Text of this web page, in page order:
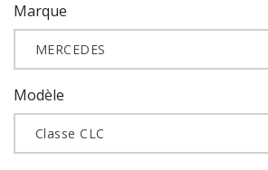
Marque
MERCEDES
Modèle
Classe CLC